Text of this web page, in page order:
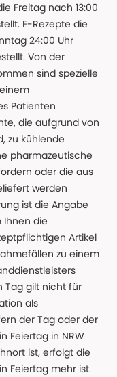
Freitag nach 13:00
E-Rezepte die
24:00 Uhr
Von der
sind spezielle
Patienten
die aufgrund von
zu kühlende
pharmazeutische
oder die aus
werden
ist die Angabe
Ihnen die
Artikel
zu einem
Tag gilt nicht für
als
der Tag oder der
Feiertag in NRW
ist, erfolgt die
Feiertag mehr ist.